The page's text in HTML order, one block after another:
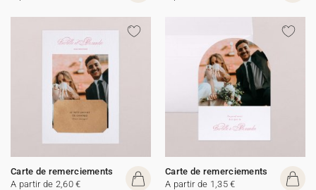
Carte de remerciements
A partir de 2,60 €
Carte de remerciements
A partir de 1,35 €